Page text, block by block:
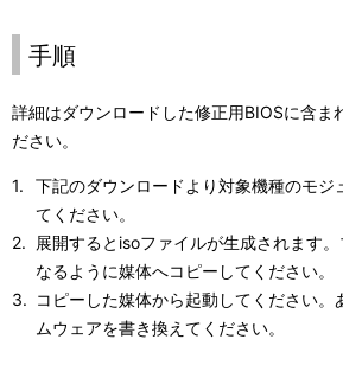
手順
詳細はダウンロードした修正用BIOSに含ま
ださい。
下記のダウンロードより対象機種のモジ
てください。
展開するとisoファイルが生成されます
なるように媒体へコピーしてください。
コピーした媒体から起動してください。
ムウェアを書き換えてください。